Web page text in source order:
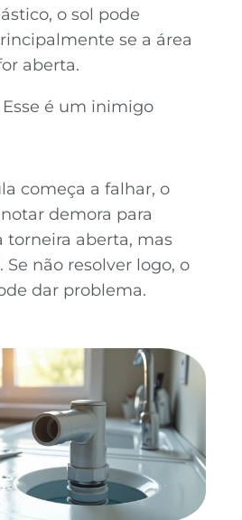
o sol pode
se a área
aberta.
é um inimigo
começa a falhar, o
demora para
torneira aberta, mas
Se não resolver logo, o
dar problema.